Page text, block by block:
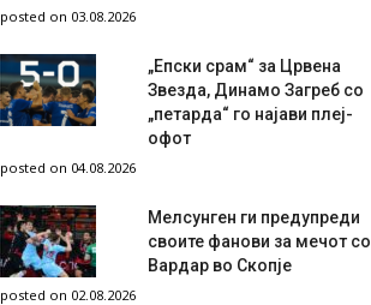
posted on 03.08.2026
„Епски срам“ за Црвена
Звезда, Динамо Загреб со
„петарда“ го најави плеј-
офот
posted on 04.08.2026
Мелсунген ги предупреди
своите фанови за мечот со
Вардар во Скопје
posted on 02.08.2026